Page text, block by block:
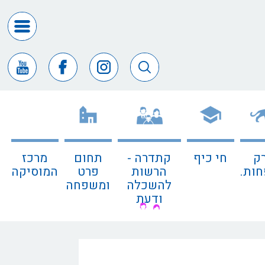
חופש
המידע
העיר
דבר
המנכ"ל
חי כיף קתדרה -
הרשות
להשכלה
ודעת
תחום
פרט
ומשפחה
מרכז
המוסיקה